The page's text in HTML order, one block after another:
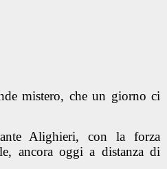
mistero, che un giorno ci
Alighieri, con la forza
ancora oggi a distanza di